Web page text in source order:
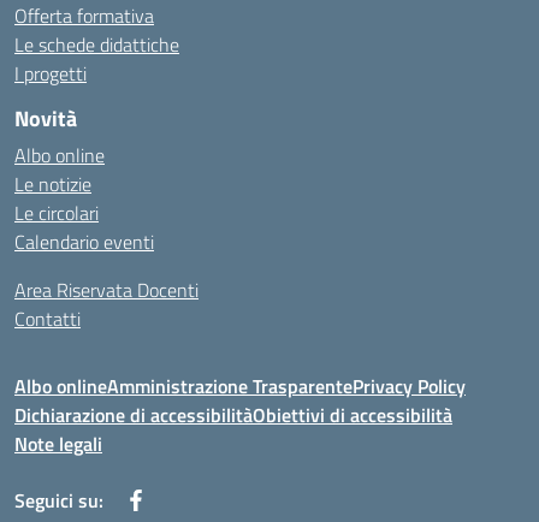
Offerta formativa
Le schede didattiche
I progetti
Novità
Albo online
Le notizie
Le circolari
Calendario eventi
Area Riservata Docenti
Contatti
Albo onlineAmministrazione TrasparentePrivacy Policy
Dichiarazione di accessibilitàObiettivi di accessibilità
Note legali
Seguici su: